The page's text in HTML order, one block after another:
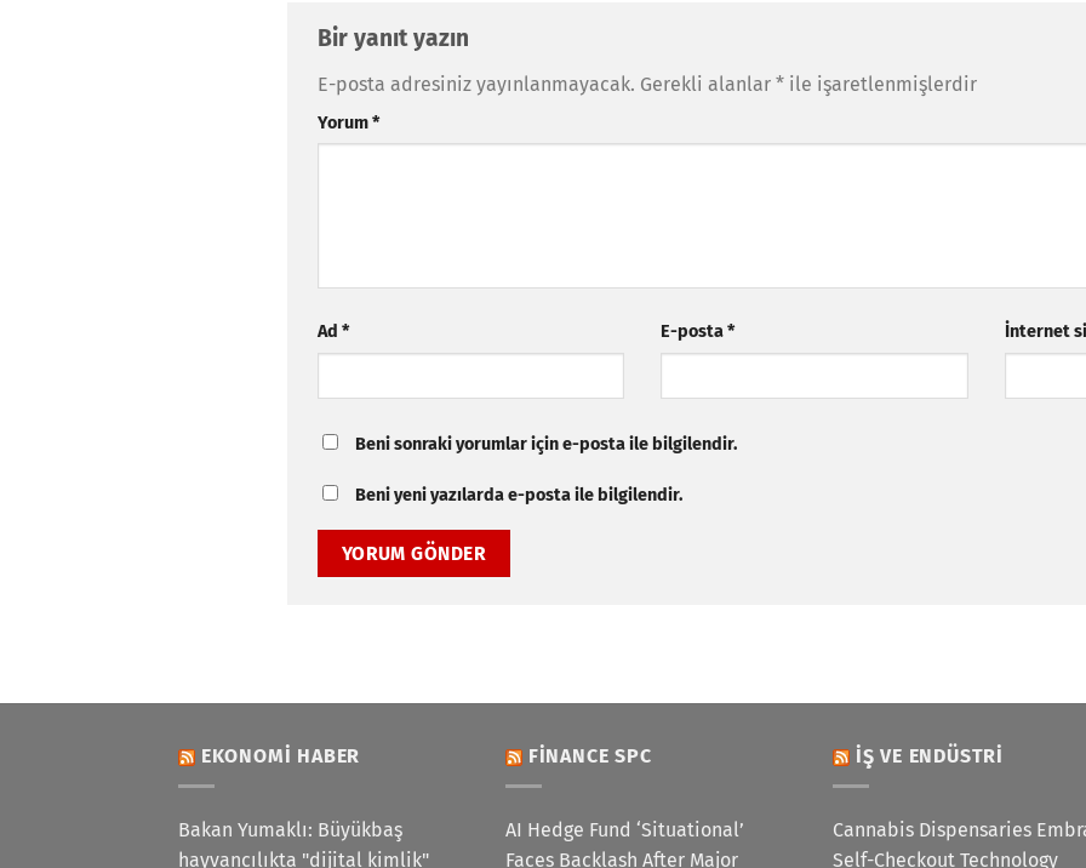
Bir yanıt yazın
E-posta adresiniz yayınlanmayacak. Gerekli alanlar * ile işaretlenmişlerdir
Yorum*
Ad * E-posta* İnternet
Beni sonraki yorumlar için e-posta ile bilgilendir.
Beni yeni yazılarda e-posta ile bilgilendir.
EKONOMI HABER
Bakan Yumaklı: Büyükbaş
hayvancılıkta "dijital kimlik"
FINANCE SPC
AI Hedge Fund ‘Situational’
Faces Backlash After Major
İŞ VE ENDÜSTRI
Cannabis Dispensaries
Self-Checkout Technology